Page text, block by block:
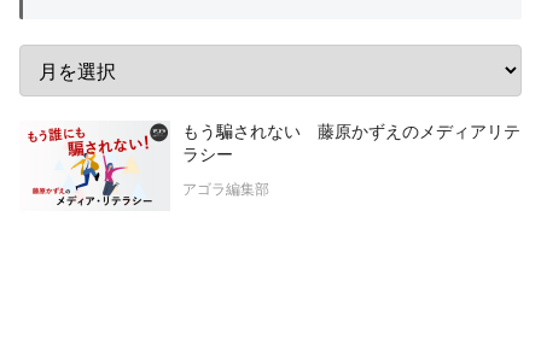
もう騙されない 藤原かずえのメディアリテ
ラシー
アゴラ編集部